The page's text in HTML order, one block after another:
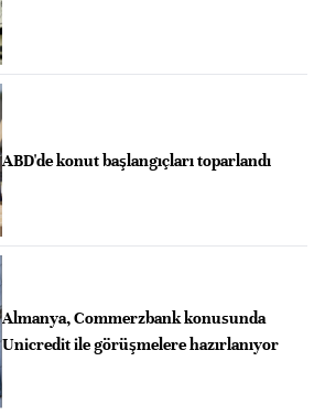
ABD'de konut başlangıçları toparlandı
Almanya, Commerzbank konusunda
Unicredit ile görüşmelere hazırlanıyor